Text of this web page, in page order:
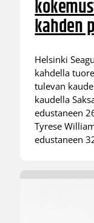
kahden
Helsinki
kahdella
tulevan
kaudella
edustaneen
Tyrese
edustaneen